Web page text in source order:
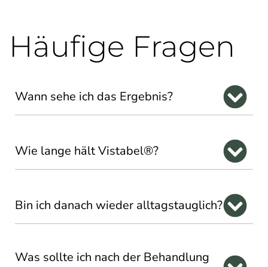
Häufige Fragen
Wann sehe ich das Ergebnis?
Wie lange hält Vistabel®?
Bin ich danach wieder alltagstauglich?
Was sollte ich nach der Behandlung